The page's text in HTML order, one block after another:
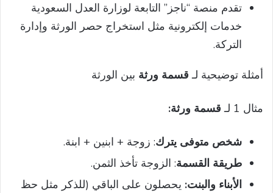
تقدم منصة “ناجز” التابعة لوزارة العدل السعودية
خدمات إلكترونية مثل استخراج حصر الورثة وإدارة
التركة.
أمثلة توضيحية لـ قسمة ورثة بين الورثة
مثال 1 لـ قسمة ورثة:
شخص متوفى يترك: زوجة + ابنين + ابنة.
طريقة القسمة: الزوجة تأخذ الثمن.
الأبناء والبنت: يحصلون على الباقي (للذكر مثل حظ